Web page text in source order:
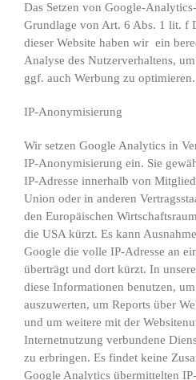
Das Setzen von Google-
Grundlage von Art. 6 Abs. 1 lit. f
dieser Website haben wir ein
Analyse des Nutzerverhaltens,
ggf. auch Werbung zu optimieren.
IP-Anonymisierung
Wir setzen Google Analytics in
IP-Anonymisierung ein. Sie
IP-Adresse innerhalb von
Union oder in anderen
den Europäischen
die USA kürzt. Es kann
Google die volle IP-Adresse an
überträgt und dort kürzt. In
diese Informationen benutzen,
auszuwerten, um Reports über
und um weitere mit der
Internetnutzung verbundene
zu erbringen. Es findet keine
Google Analytics übermittelten